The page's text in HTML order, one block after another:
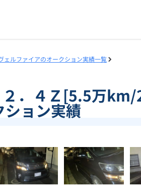
ェルファイアのオークション実績一覧
．４Ｚ[5.5万
ション実績